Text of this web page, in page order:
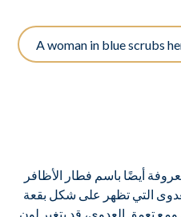
أيضًا باسم فطار الأظافر
التي تظهر على شكل بقعة
تعمق العدوى، قد يتغير لون